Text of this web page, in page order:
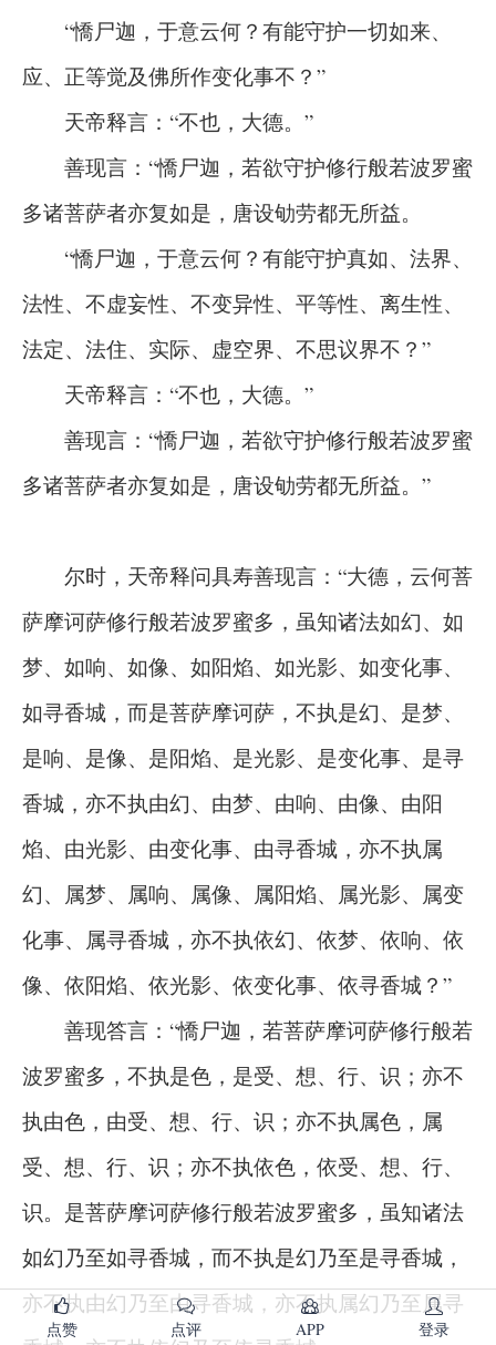
“憍尸迦，于意云何？有能守护一切如来、
应、正等觉及佛所作变化事不？”
天帝释言：“不也，大德。”
善现言：“憍尸迦，若欲守护修行般若波罗蜜
多诸菩萨者亦复如是，唐设劬劳都无所益。
“憍尸迦，于意云何？有能守护真如、法界、
法性、不虚妄性、不变异性、平等性、离生性、
法定、法住、实际、虚空界、不思议界不？”
天帝释言：“不也，大德。”
善现言：“憍尸迦，若欲守护修行般若波罗蜜
多诸菩萨者亦复如是，唐设劬劳都无所益。”
尔时，天帝释问具寿善现言：“大德，云何菩
萨摩诃萨修行般若波罗蜜多，虽知诸法如幻、如
梦、如响、如像、如阳焰、如光影、如变化事、
如寻香城，而是菩萨摩诃萨，不执是幻、是梦、
是响、是像、是阳焰、是光影、是变化事、是寻
香城，亦不执由幻、由梦、由响、由像、由阳
焰、由光影、由变化事、由寻香城，亦不执属
幻、属梦、属响、属像、属阳焰、属光影、属变
化事、属寻香城，亦不执依幻、依梦、依响、依
像、依阳焰、依光影、依变化事、依寻香城？”
善现答言：“憍尸迦，若菩萨摩诃萨修行般若
波罗蜜多，不执是色，是受、想、行、识；亦不
执由色，由受、想、行、识；亦不执属色，属
受、想、行、识；亦不执依色，依受、想、行、
识。是菩萨摩诃萨修行般若波罗蜜多，虽知诸法
如幻乃至如寻香城，而不执是幻乃至是寻香城，
亦不执由幻乃至由寻香城，亦不执属幻乃至属寻
点赞 点评 APP 登录